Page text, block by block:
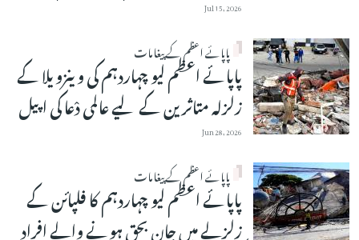
Jul 15, 2026
پاپائے اعظم کے پیغامات
پاپائے اعظم لیو چہاردہم کی وینزویلا کے
زلزلہ متاثرین کے لیے عالمی دْعا کی اپیل
Jun 28, 2026
پاپائے اعظم کے پیغامات
پاپائے اعظم لیو چہاردہم کا فلپائن کے
زلزلے میں جان بحق ہونے والے افراد